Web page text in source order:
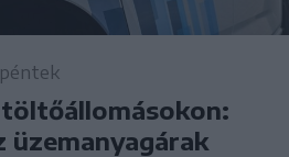
péntek
üzemanyagárak